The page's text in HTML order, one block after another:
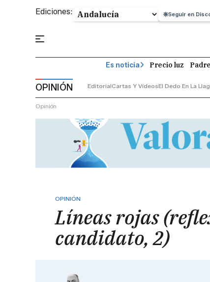
Ediciones: Seguir en
Es noticia Precio luz
OPINIÓN EditorialCartas Y VídeosEl Dedo En La
Opinión
OPINIÓN
Líneas rojas
candidato, 2)